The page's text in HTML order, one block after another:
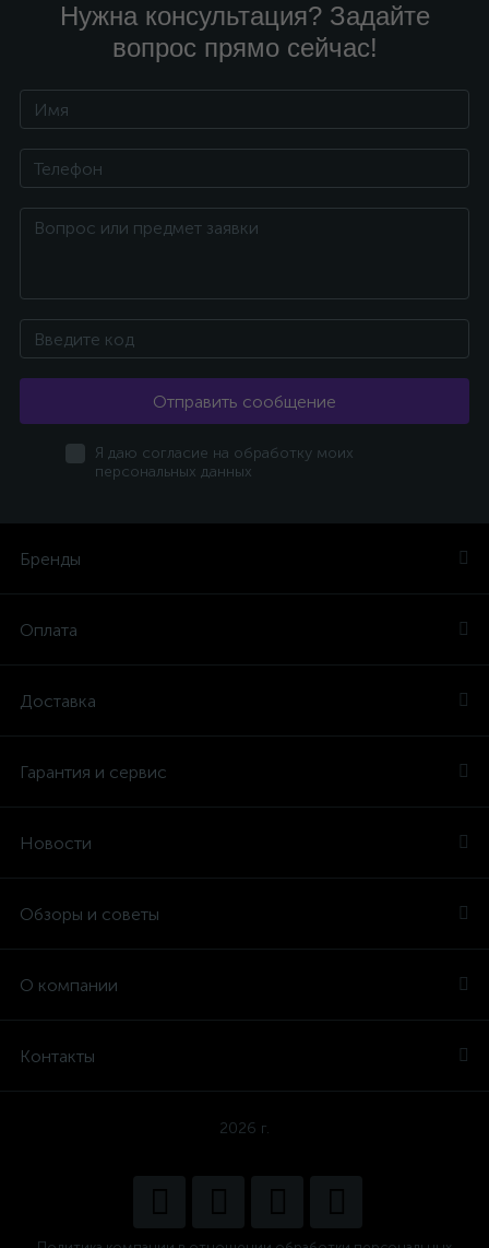
Нужна консультация? Задайте
вопрос прямо сейчас!
Отправить сообщение
Я даю согласие на обработку моих
персональных данных
Бренды
Оплата
Доставка
Гарантия и сервис
Новости
Обзоры и советы
О компании
Контакты
2026 г.